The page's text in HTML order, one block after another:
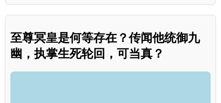
至尊冥皇是何等存在？传闻他统御九
幽，执掌生死轮回，可当真？